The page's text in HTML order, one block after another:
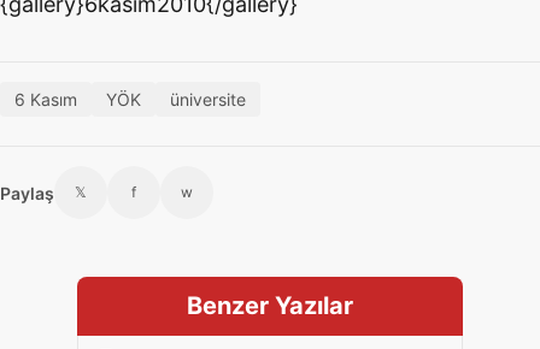
6 Kasım YÖK üniversite
Paylaş 𝕏 f w
Benzer Yazılar